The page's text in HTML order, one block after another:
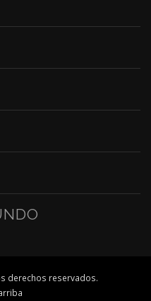
derechos reservados.